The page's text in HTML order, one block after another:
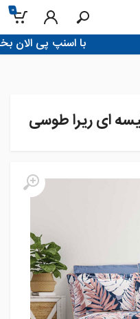
0
!با اسنپ پی الان بخر، تو 4 قسط
ای ریرا طوسی